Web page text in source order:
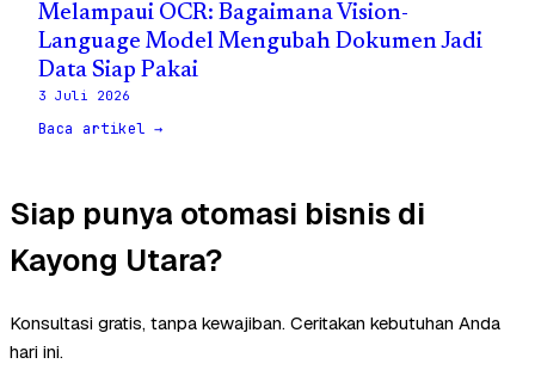
Melampaui OCR: Bagaimana Vision-
Language Model Mengubah Dokumen Jadi
Data Siap Pakai
3 Juli 2026
Baca artikel →
Siap punya otomasi bisnis di
Kayong Utara?
Konsultasi gratis, tanpa kewajiban. Ceritakan kebutuhan Anda
hari ini.